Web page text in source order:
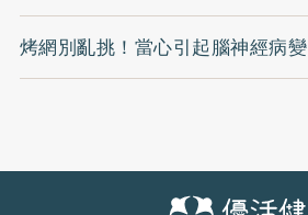
烤網別亂挑！當心引起腦神經病變